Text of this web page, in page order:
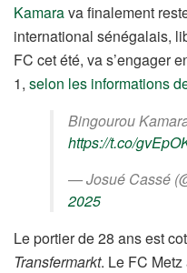
Kamarava finalement
international sénégalais,
FC cet été, va s’engager
1, selon les informations
Bingourou
https://t.co/
— Josué Cassé
2025
Le portier de 28 ans est
Transfermarkt. Le FC Metz